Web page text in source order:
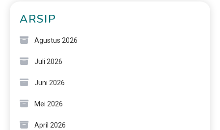
ARSIP
Agustus 2026
Juli 2026
Juni 2026
Mei 2026
April 2026